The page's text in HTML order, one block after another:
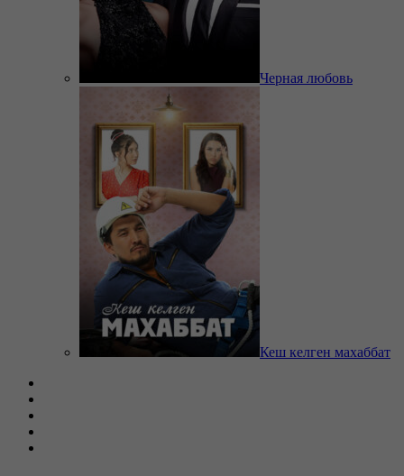
Черная любовь
Кеш келген махаббат